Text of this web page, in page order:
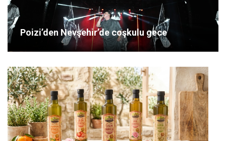
Poizi’den Nevşehir’de coşkulu gece